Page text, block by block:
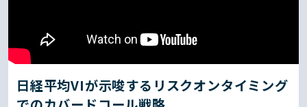
日経平均VIが示唆するリスクオンタイミング